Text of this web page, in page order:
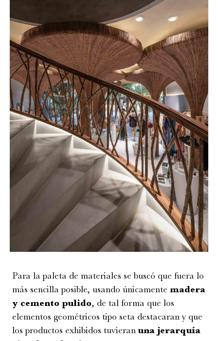
Para la paleta de materiales se buscó que fuera lo
más sencilla posible, usando únicamente madera
y cemento pulido, de tal forma que los
elementos geométricos tipo seta destacaran y que
los productos exhibidos tuvieranuna jerarquía